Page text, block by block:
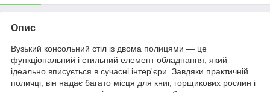
Опис
Вузький консольний стіл із двома полицями — це
функціональний і стильний елемент обладнання, який
ідеально вписується в сучасні інтер'єри. Завдяки практичній
поличці, він надає багато місця для книг, горщикових рослин і